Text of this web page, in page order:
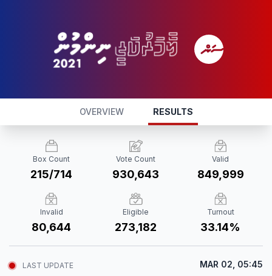
RESULTS
OVERVIEW
Box Count
215/714
Vote Count
930,643
Valid
849,999
Invalid
80,644
Eligible
273,182
Turnout
33.14%
LAST UPDATE MAR 02, 05:45